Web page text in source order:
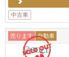
中古車
売ります 自動車